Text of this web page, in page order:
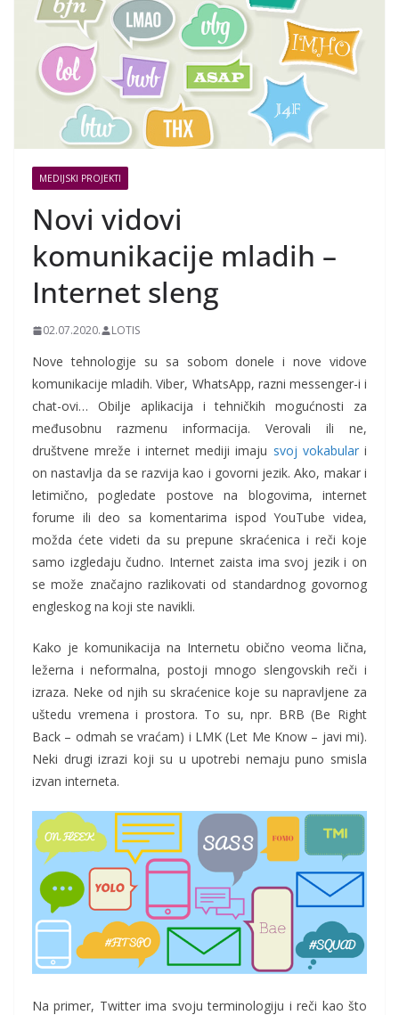
MEDIJSKI PROJEKTI
Novi vidovi
komunikacije mladih –
Internet sleng
02.07.2020. LOTIS
Nove tehnologije su sa sobom donele i nove vidove
komunikacije mladih. Viber, WhatsApp, razni messenger-i i
chat-ovi… Obilje aplikacija i tehničkih mogućnosti za
međusobnu razmenu informacija. Verovali ili ne,
društvene mreže i internet mediji imaju svoj vokabulari
on nastavlja da se razvija kao i govorni jezik. Ako, makar i
letimično, pogledate postove na blogovima, internet
forume ili deo sa komentarima ispod YouTube videa,
možda ćete videti da su prepune skraćenica i reči koje
samo izgledaju čudno. Internet zaista ima svoj jezik i on
se može značajno razlikovati od standardnog govornog
engleskog na koji ste navikli.
Kako je komunikacija na Internetu obično veoma lična,
ležerna i neformalna, postoji mnogo slengovskih reči i
izraza. Neke od njih su skraćenice koje su napravljene za
uštedu vremena i prostora. To su, npr. BRB (Be Right
Back – odmah se vraćam) i LMK (Let Me Know – javi mi).
Neki drugi izrazi koji su u upotrebi nemaju puno smisla
izvan interneta.
Na primer, Twitter ima svoju terminologiju i reči kao što